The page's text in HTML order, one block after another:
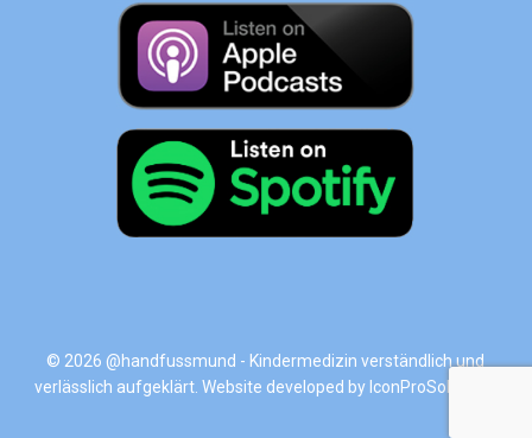
© 2026 @handfussmund - Kindermedizin verständlich und
verlässlich aufgeklärt. Website developed by IconProSolutions